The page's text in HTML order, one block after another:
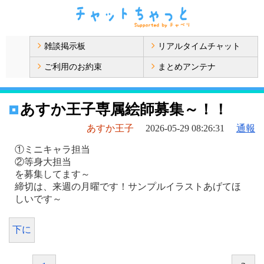
雑談掲示板 リアルタイムチャット
ご利用のお約束 まとめアンテナ
あすか王子専属絵師募集～！！
あすか王子 2026-05-29 08:26:31 通報
①ミニキャラ担当
②等身大担当
を募集してます～
締切は、来週の月曜です！サンプルイラストあげてほ
しいです～
下に